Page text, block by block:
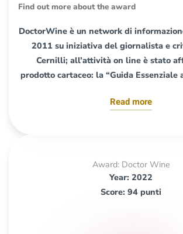
Find out more about the award
DoctorWine è un network di
2011 su iniziativa del giornalista e
Cernilli; all’attività on line è stato
prodotto cartaceo: la “Guida Essenziale
Read more
Award: Doctor Wine
Year: 2022
Score: 94 punti